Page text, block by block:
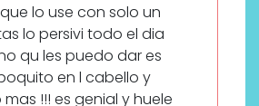
lo use con solo un
lo persivi todo el dia
qu les puedo dar es
en l cabello y
!!! es genial y huele